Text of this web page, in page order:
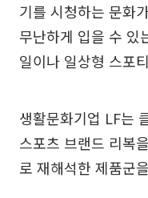
기를 시청하는 문화
무난하게 입을 수 있
일이나 일상형 스포
생활문화기업 LF는
스포츠 브랜드 리복
로 재해석한 제품군